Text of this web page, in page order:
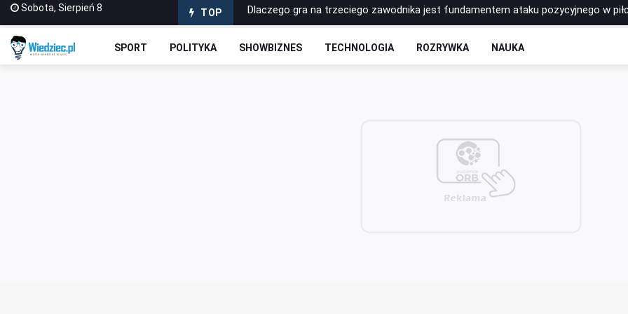
Sobota, Sierpień 8 TOP
Materiały wypełnieniowe – które najlepiej sprawdzają się w codziennej praktyce
SPORT POLITYKA SHOWBIZNES TECHNOLOGIA ROZRYWKA NAUKA